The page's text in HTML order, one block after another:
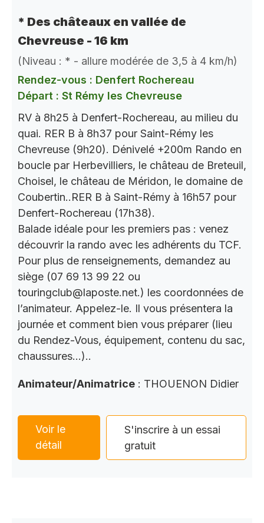
* Des châteaux en vallée de
Chevreuse - 16 km
(Niveau : * - allure modérée de 3,5 à 4 km/h)
Rendez-vous : Denfert Rochereau
Départ : St Rémy les Chevreuse
RV à 8h25 à Denfert-Rochereau, au milieu du
quai. RER B à 8h37 pour Saint-Rémy les
Chevreuse (9h20). Dénivelé +200m Rando en
boucle par Herbevilliers, le château de Breteuil,
Choisel, le château de Méridon, le domaine de
Coubertin..RER B à Saint-Rémy à 16h57 pour
Denfert-Rochereau (17h38).
Balade idéale pour les premiers pas : venez
découvrir la rando avec les adhérents du TCF.
Pour plus de renseignements, demandez au
siège (07 69 13 99 22 ou
touringclub@laposte.net.) les coordonnées de
l’animateur. Appelez-le. Il vous présentera la
journée et comment bien vous préparer (lieu
du Rendez-Vous, équipement, contenu du sac,
chaussures…)..
Animateur/Animatrice : THOUENON Didier
Voir le
détail
S'inscrire à un essai
gratuit